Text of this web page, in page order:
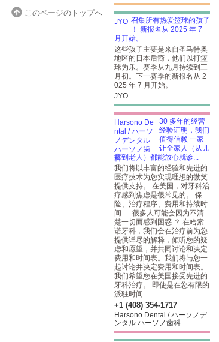
このページのトップへ
召集所有热爱篮球的孩子
！ 新报名从 2025 年 7
月开始。
这些孩子主要是来自圣马特奥
地区的日本后裔，他们以打篮
球为乐。赛季从九月持续到三
月初。下一赛季的新报名从 2
025 年 7 月开始。
JYO
30 多年的经营
经验证明，我们
值得信赖 一家
让全家人（从儿
童到老人）都能放心就诊...
我们将以丰富的经验和先进的
医疗技术为您实现理想的微笑
提供支持。 在美国，对牙科治
疗感到焦虑是很常见的。 保
险、治疗程序、费用和持续时
间 … 很多人可能会因为不清
楚一切而感到困惑 ？ 在哈索
诺牙科，我们会在治疗前为您
提供详尽的解释，倾听您的疑
虑和愿望，并共同讨论和决定
费用和时间表。我们将与您一
起讨论并决定费用和时间表。
我们希望您在美国接受先进的
牙科治疗。 即使是在您有限的
派驻时间...
+1 (408) 354-1717
Harsono Dental / ハーソノデ
ンタル ハーソノ歯科